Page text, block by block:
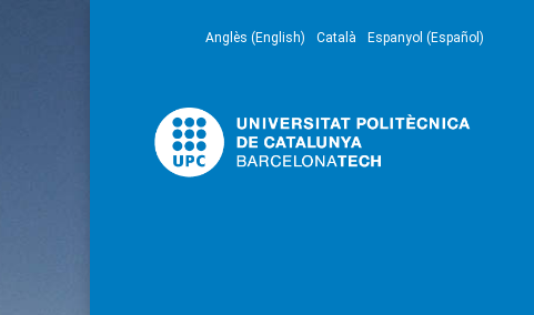
Anglès (English) Català Espanyol (Español)